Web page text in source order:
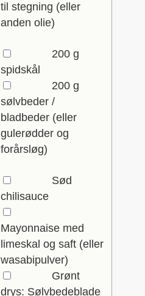
til stegning (eller
anden olie)
200 g
spidskål
200 g
sølvbeder /
bladbeder (eller
gulerødder og
forårsløg)
Sød
chilisauce
Mayonnaise med
limeskal og saft (eller
wasabipulver)
Grønt
drys: Sølvbedeblade